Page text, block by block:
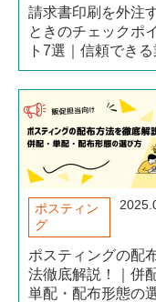
請求書印刷を外注
ときのチェックポ
ト7選｜信頼できる
選びのコツ
ポスティン
グ
ポスティングの配
法徹底解説！｜併
単配・配布形態の